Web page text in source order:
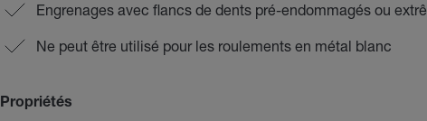
Engrenages avec flancs de dents pré-endommagés ou
Ne peut être utilisé pour les roulements en métal blanc
Propriétés